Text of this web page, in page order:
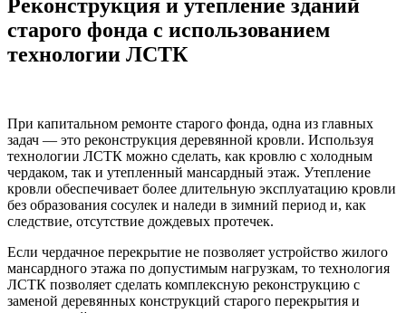
Реконструкция и утепление зданий
старого фонда с использованием
технологии ЛСТК
При капитальном ремонте старого фонда, одна из главных
задач — это реконструкция деревянной кровли. Используя
технологии ЛСТК можно сделать, как кровлю с холодным
чердаком, так и утепленный мансардный этаж. Утепление
кровли обеспечивает более длительную эксплуатацию кровли
без образования сосулек и наледи в зимний период и, как
следствие, отсутствие дождевых протечек.
Если чердачное перекрытие не позволяет устройство жилого
мансардного этажа по допустимым нагрузкам, то технология
ЛСТК позволяет сделать комплексную реконструкцию с
заменой деревянных конструкций старого перекрытия и